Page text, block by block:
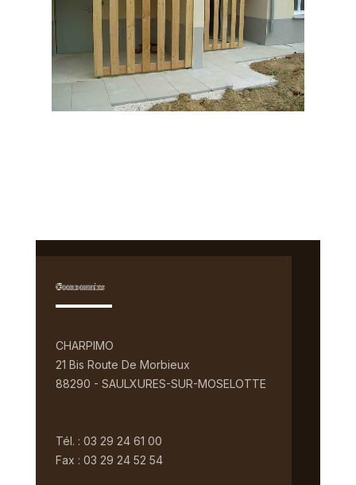
Coordonnées
CHARPIMO
21 Bis Route De Morbieux
88290 - SAULXURES-SUR-MOSELOTTE
Tél. : 03 29 24 61 00
Fax : 03 29 24 52 54